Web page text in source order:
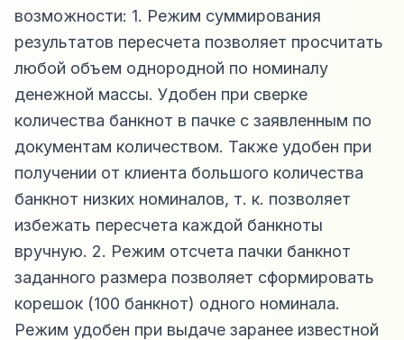
возможности: 1. Режим суммирования
результатов пересчета позволяет просчитать
любой объем однородной по номиналу
денежной массы. Удобен при сверке
количества банкнот в пачке с заявленным по
документам количеством. Также удобен при
получении от клиента большого количества
банкнот низких номиналов, т. к. позволяет
избежать пересчета каждой банкноты
вручную. 2. Режим отсчета пачки банкнот
заданного размера позволяет сформировать
корешок (100 банкнот) одного номинала.
Режим удобен при выдаче заранее известной